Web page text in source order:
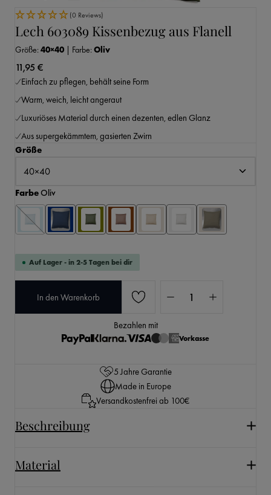
(0 Reviews)
Lech 603089 Kissenbezug aus Flanell
Größe: 40×40 | Farbe: Oliv
11,95 €
Einfach zu pflegen, behält seine Form
Warm, weich, leicht angeraut
Luxuriöses Material durch einen dezenten, edlen Glanz
Aus supergekämmtem, gasierten Zwirn
Größeauswählen
Farbeauswählen
Oliv
Auf Lager - in 2-5 Tagen bei dir
In den Warenkorb
Bezahlen mit
Vorkasse
5 Jahre Garantie
Made in Europe
Versandkostenfrei ab 100€
Beschreibung
Material